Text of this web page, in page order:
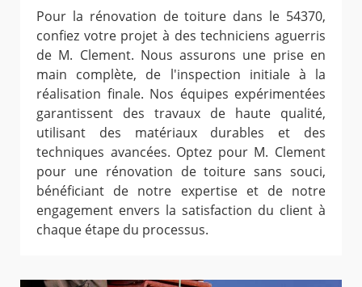
Pour la rénovation de toiture dans le 54370,
confiez votre projet à des techniciens aguerris
de M. Clement. Nous assurons une prise en
main complète, de l'inspection initiale à la
réalisation finale. Nos équipes expérimentées
garantissent des travaux de haute qualité,
utilisant des matériaux durables et des
techniques avancées. Optez pour M. Clement
pour une rénovation de toiture sans souci,
bénéficiant de notre expertise et de notre
engagement envers la satisfaction du client à
chaque étape du processus.